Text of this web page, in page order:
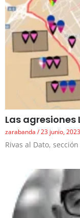
Las agresiones
zarabanda 23 junio, 2023
Rivas al Dato,